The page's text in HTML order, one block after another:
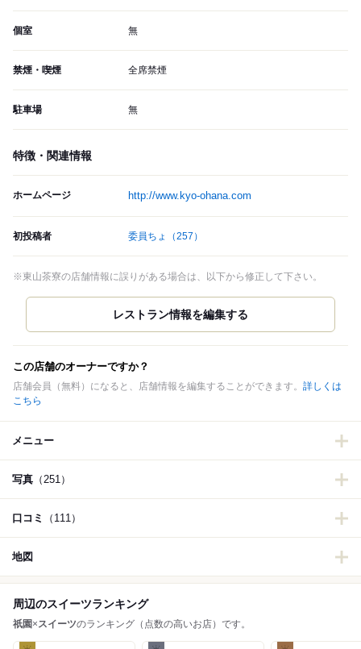
個室 無
禁煙・喫煙 全席禁煙
駐車場 無
特徴・関連情報
ホームページ http://www.kyo-ohana.com
初投稿者 委員ちょ （257）
※東山茶寮の店舗情報に誤りがある場合は、以下から修正して下さい。
この店舗のオーナーですか？
店舗会員（無料）になると、店舗情報を編集することができます。 詳しくは
こちら
メニュー
写真 （251）
口コミ （111）
地図
周辺のスイーツランキング
祇園×スイーツのランキング（点数の高いお店）です。